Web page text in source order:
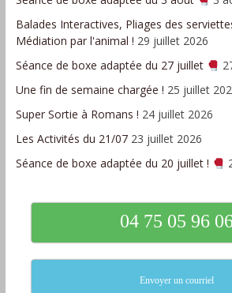
Balades Interactives, Pliages des
Médiation par l'animal ! 29 juillet 2026
Séance de boxe adaptée du 27 juillet
Une fin de semaine chargée ! 25 juillet
Super Sortie à Romans ! 24 juillet 2026
Les Activités du 21/07 23 juillet 2026
Séance de boxe adaptée du 20 juillet !
04 75 05 96
Envoyer un courriel